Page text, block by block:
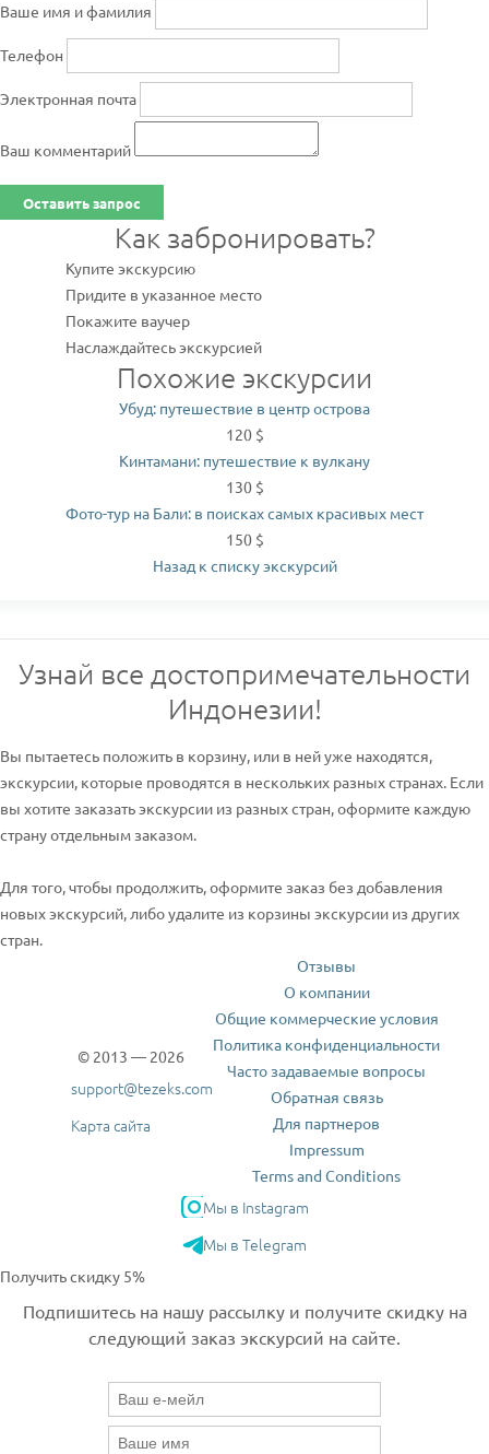
Ваше имя и фамилия
Телефон
Электронная почта
Ваш комментарий
Оставить запрос
Как забронировать?
Купите экскурсию
Придите в указанное место
Покажите ваучер
Наслаждайтесь экскурсией
Похожие экскурсии
Убуд: путешествие в центр острова
120 $
Кинтамани: путешествие к вулкану
130 $
Фото-тур на Бали: в поисках самых красивых мест
150 $
Назад к списку экскурсий
Узнай все достопримечательности
Индонезии!
Вы пытаетесь положить в корзину, или в ней уже находятся,
экскурсии, которые проводятся в нескольких разных странах. Если
вы хотите заказать экскурсии из разных стран, оформите каждую
страну отдельным заказом.
Для того, чтобы продолжить, оформите заказ без добавления
новых экскурсий, либо удалите из корзины экскурсии из других
стран.
© 2013 — 2026
support@tezeks.com
Карта сайта
Отзывы
О компании
Общие коммерческие условия
Политика конфиденциальности
Часто задаваемые вопросы
Обратная связь
Для партнеров
Impressum
Terms and Conditions
Мы в Instagram
Мы в Telegram
Получить скидку 5%
Подпишитесь на нашу рассылку и получите скидку на
следующий заказ экскурсий на сайте.